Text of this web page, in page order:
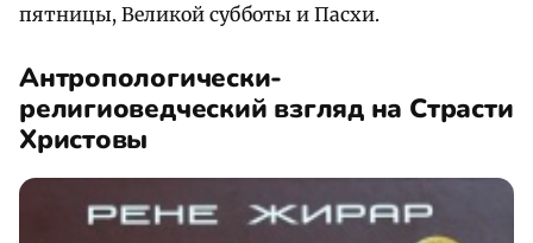
пятницы, Великой субботы и Пасхи.
Антропологически-
религиоведческий взгляд на Страсти
Христовы